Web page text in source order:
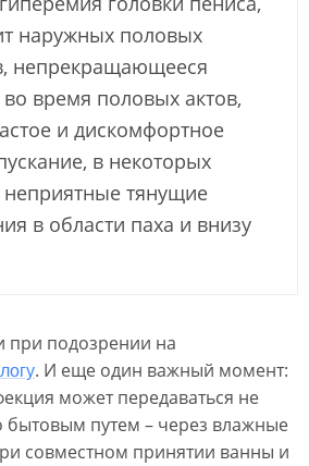
наружных половых
непрекращающееся
время половых актов,
и дискомфортное
в некоторых
неприятные тянущие
в области паха и внизу
при подозрении на
. И еще один важный момент:
может передаваться не
бытовым путем – через влажные
совместном принятии ванны и